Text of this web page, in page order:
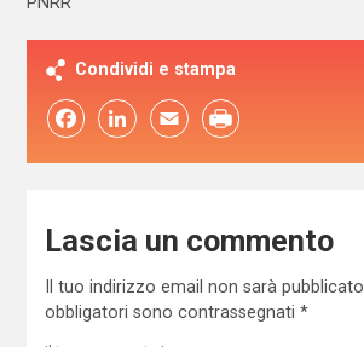
Condividi e stampa
FacebookLinkedIn Email
Lascia un commento
Il tuo indirizzo email non sarà pubblicato.
obbligatori sono contrassegnati *